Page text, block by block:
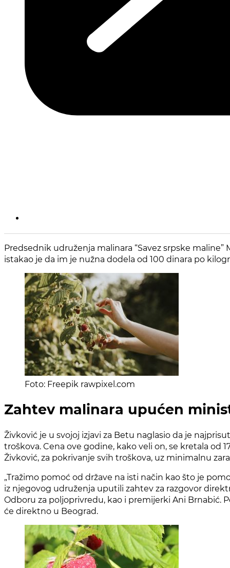
Predsednik udruženja malinara “Savez srpske
istakao je da im je nužna dodela od 100 dinara po
Foto: Freepik rawpixel.com
Zahtev malinara upućen
Živković je u svojoj izjavi za Betu naglasio da je
troškova. Cena ove godine, kako veli on, se kretala od
Živković, za pokrivanje svih troškova, uz minimalnu
„Tražimo pomoć od državе na isti način kao što je
iz njegovog udruženja uputili zahtev za razgovor
Odboru za poljoprivredu, kao i premijerki Ani Brnabić.
će direktno u Beograd.